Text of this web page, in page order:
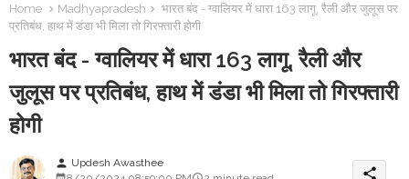
Home Madhyapradesh
भारत बंद - ग्वालियर में धारा 163 लागू, रैली और जुलूस पर
प्रतिबंध, हाथ में डंडा भी मिला तो गिरफ्तारी होगी
भारत बंद - ग्वालियर में धारा 163 लागू, रैली और
जुलूस पर प्रतिबंध, हाथ में डंडा भी मिला तो गिरफ्तारी
होगी
person Updesh Awasthee
share